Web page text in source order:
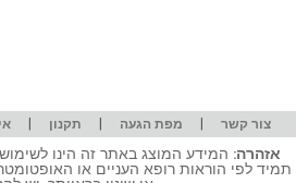
צור קשר | מפת הגעה | תקנון |
אזהרה: המידע המוצג באתר זה הינו
תמיד לפי הוראות רופא העניים או